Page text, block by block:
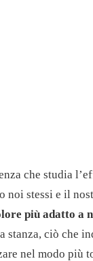
che studia
noi stessi e il
più adatto a
stanza, ciò che
nel modo più